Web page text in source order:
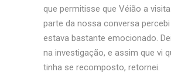
que permitisse que Véião a
parte da nossa conversa percebi
estava bastante emocionado.
na investigação, e assim que vi
tinha se recomposto, retornei.